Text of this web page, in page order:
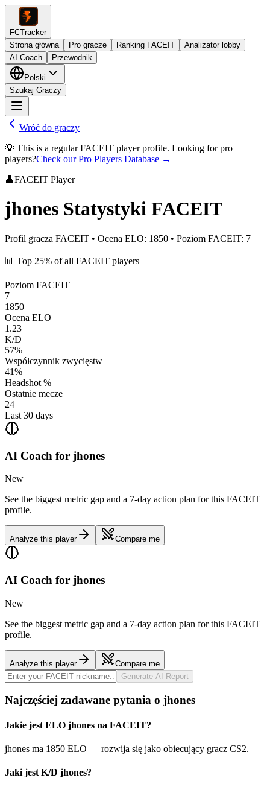
FCTracker
Strona główna
Pro gracze Ranking FACEIT
Analizator lobby
AI Coach
Przewodnik
Polski
Szukaj Graczy
Wróć do graczy
💡 This is a regular FACEIT player profile. Looking for pro
players?Check our Pro Players Database →
👤FACEIT Player
jhones Statystyki FACEIT
Profil gracza FACEIT • Ocena ELO: 1850 • Poziom FACEIT: 7
📊 Top 25% of all FACEIT players
Poziom FACEIT
7
1850
Ocena ELO
1.23
K/D
57%
Współczynnik zwycięstw
41%
Headshot %
Ostatnie mecze
24
Last 30 days
AI Coach for jhones
New
See the biggest metric gap and a 7-day action plan for this FACEIT
profile.
Analyze this player Compare me
AI Coach for jhones
New
See the biggest metric gap and a 7-day action plan for this FACEIT
profile.
Analyze this player
Compare me
Generate AI Report
Najczęściej zadawane pytania o jhones
Jakie jest ELO jhones na FACEIT?
jhones ma 1850 ELO — rozwija się jako obiecujący gracz CS2.
Jaki jest K/D jhones?